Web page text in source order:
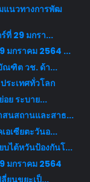
แนวทางการพัฒ
ที่ 29 มกรา...
มกราคม 2564 ...
ณฑิต วช. ด้า...
ระเทศทั่วโลก
อย ระบาย...
สนสถานและสาธ...
อเซียตะวันอ...
ไต้หวันป้องกันโ...
มกราคม 2564